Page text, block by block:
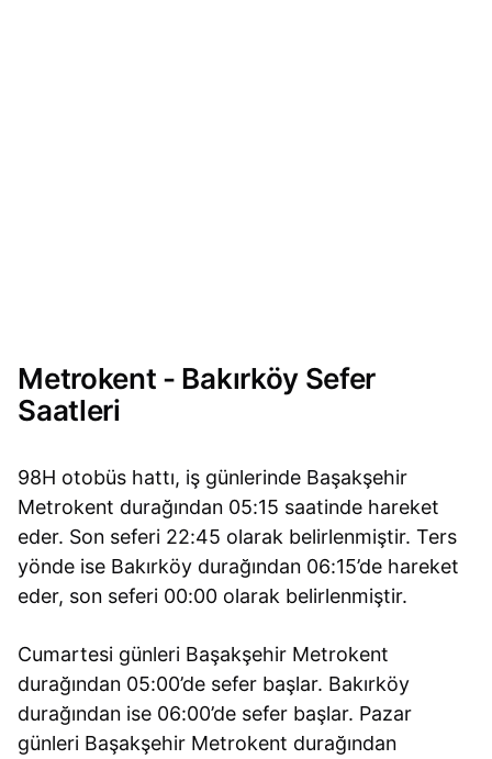
Metrokent - Bakırköy Sefer
Saatleri
98H otobüs hattı, iş günlerinde Başakşehir
Metrokent durağından 05:15 saatinde hareket
eder. Son seferi 22:45 olarak belirlenmiştir. Ters
yönde ise Bakırköy durağından 06:15’de hareket
eder, son seferi 00:00 olarak belirlenmiştir.
Cumartesi günleri Başakşehir Metrokent
durağından 05:00’de sefer başlar. Bakırköy
durağından ise 06:00’de sefer başlar. Pazar
günleri Başakşehir Metrokent durağından